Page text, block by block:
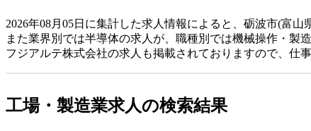
2026年08月05日に集計した求人情報によると、砺波市(富
また業界別では半導体の求人が、職種別では機械操作・製
フジアルテ株式会社の求人も掲載されておりますので、仕
工場・製造業求人の検索結果